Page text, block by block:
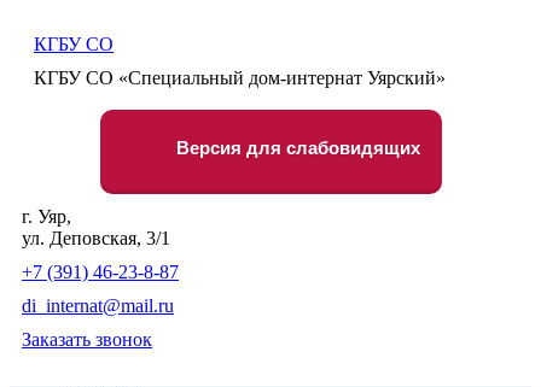
КГБУ СО
КГБУ СО «Специальный дом-интернат Уярский»
Версия для слабовидящих
г. Уяр,
ул. Деповская, 3/1
+7 (391) 46-23-8-87
di_internat@mail.ru
Заказать звонок